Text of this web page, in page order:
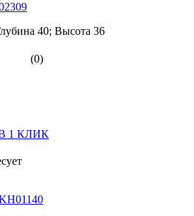
40; Высота 36
(0)
1 КЛИК